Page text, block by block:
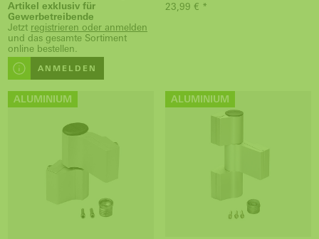
Artikel exklusiv für
Gewerbetreibende
Jetzt registrieren oder anmelden
und das gesamte Sortiment
online bestellen.
ANMELDEN
23,99 € *
ALUMINIUM ALUMINIUM